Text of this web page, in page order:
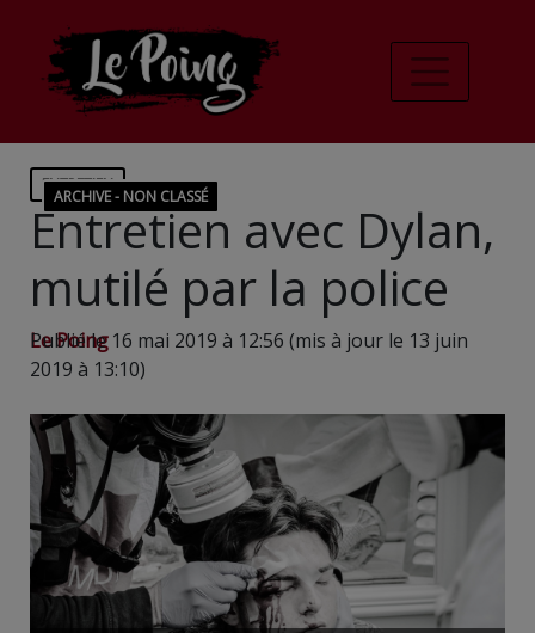
ARCHIVE - NON CLASSÉ
ENTRETIEN
Entretien avec Dylan,
mutilé par la police
Le Poing
Publié le 16 mai 2019 à 12:56 (mis à jour le 13 juin
2019 à 13:10)